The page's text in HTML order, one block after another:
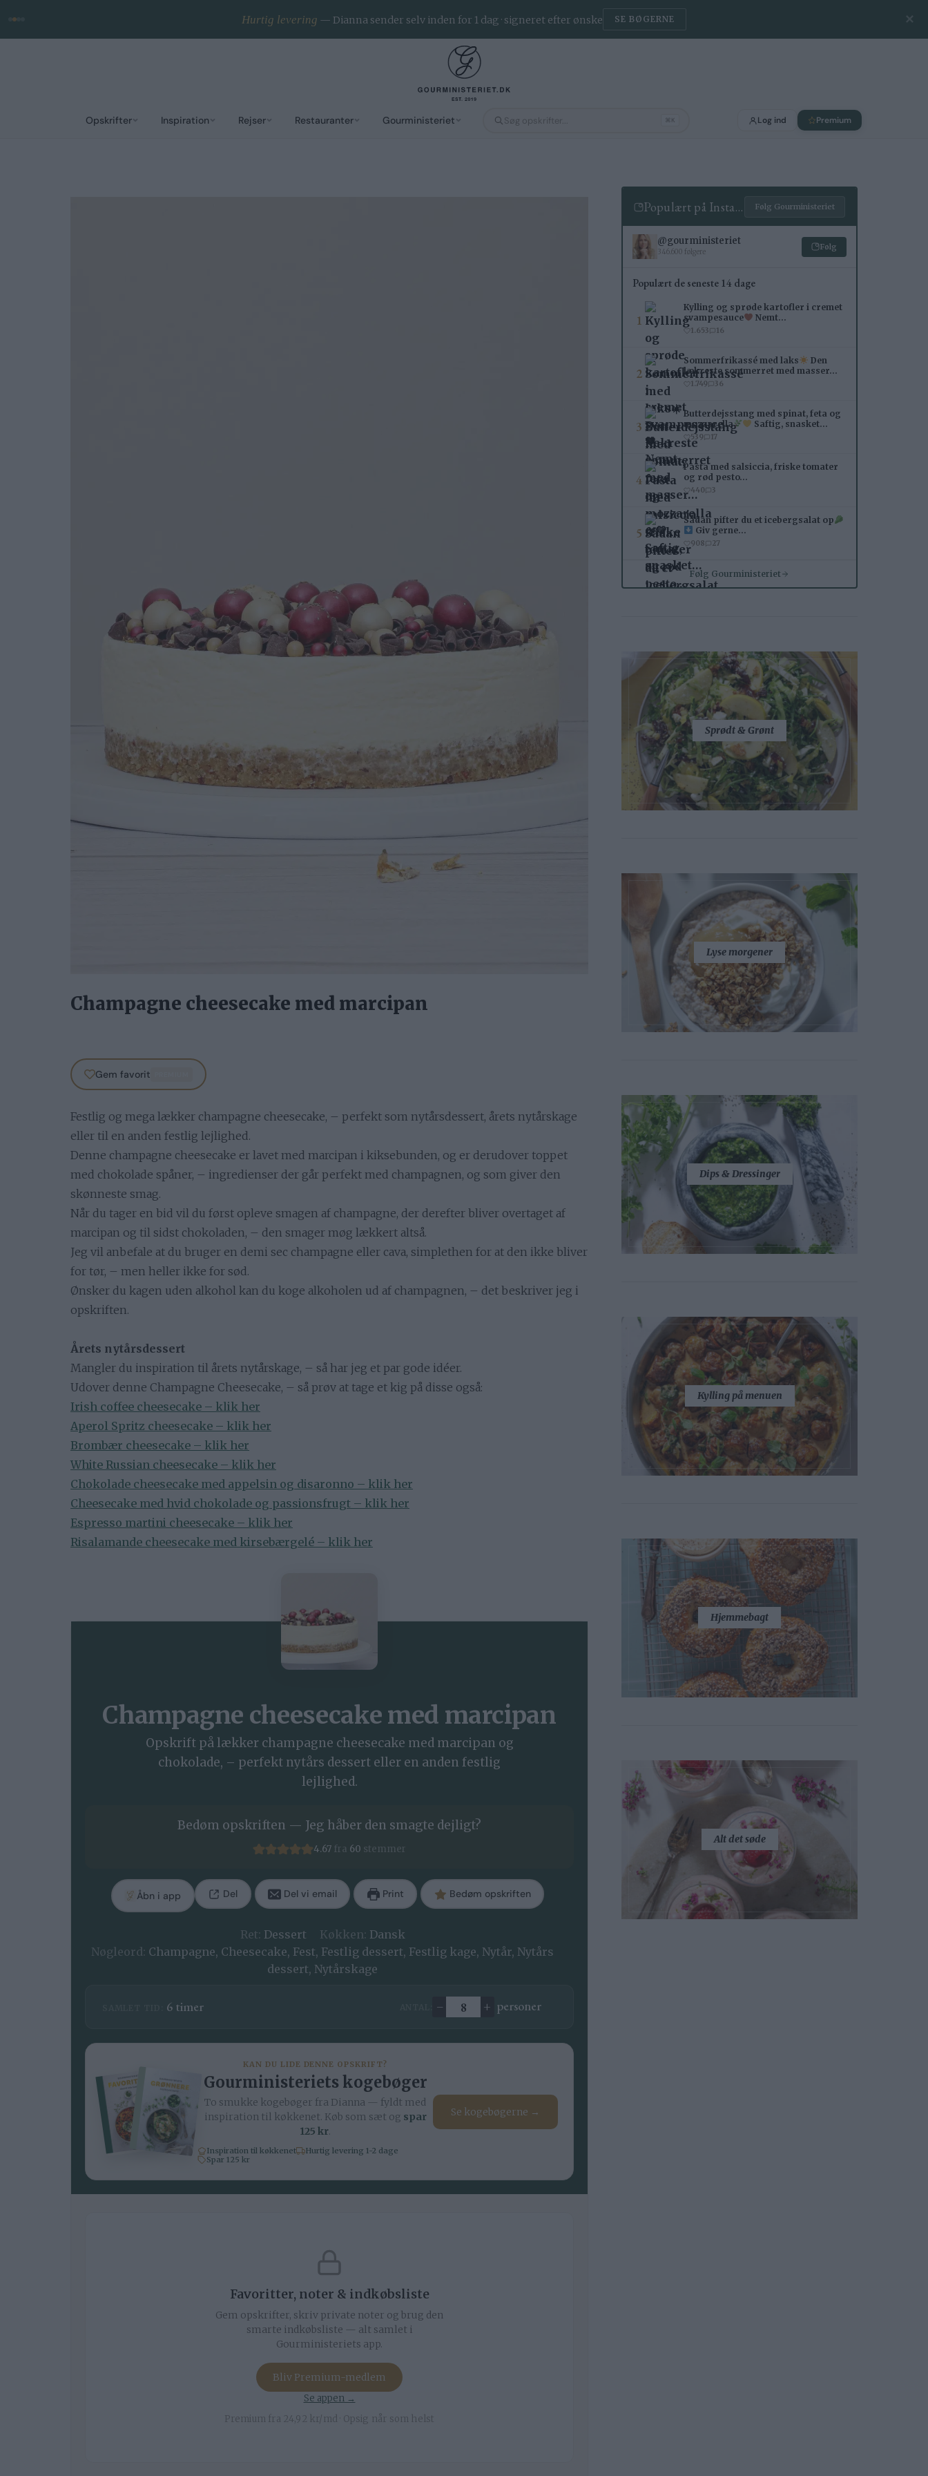
Opskrifter Inspiration Rejser Restauranter Gourministeriet ⌘K Log ind Premium
Hurtig levering — Dianna sender selv inden for 1 dag · signeret efter ønske SE BØGERNE ✕
Champagne cheesecake med marcipan
Gem favorit
Festlig og mega lækker champagne cheesecake, – perfekt som nytårsdessert, årets nytårskage
eller til en anden festlig lejlighed.
Denne champagne cheesecake er lavet med marcipan i kiksebunden, og er derudover toppet
med chokolade spåner, – ingredienser der går perfekt med champagnen, og som giver den
skønneste smag.
Når du tager en bid vil du først opleve smagen af champagne, der derefter bliver overtaget af
marcipan og til sidst chokoladen, – den smager møg lækkert altså.
Jeg vil anbefale at du bruger en demi sec champagne eller cava, simplethen for at den ikke bliver
for tør, – men heller ikke for sød.
Ønsker du kagen uden alkohol kan du koge alkoholen ud af champagnen, – det beskriver jeg i
opskriften.
Årets nytårsdessert
Mangler du inspiration til årets nytårskage, – så har jeg et par gode idéer.
Udover denne Champagne Cheesecake, – så prøv at tage et kig på disse også:
Irish coffee cheesecake – klik her
Aperol Spritz cheesecake – klik her
Brombær cheesecake – klik her
White Russian cheesecake – klik her
Chokolade cheesecake med appelsin og disaronno – klik her
Cheesecake med hvid chokolade og passionsfrugt – klik her
Espresso martini cheesecake – klik her
Risalamande cheesecake med kirsebærgelé – klik her
Champagne cheesecake med marcipan
Opskrift på lækker champagne cheesecake med marcipan og
chokolade, – perfekt nytårs dessert eller en anden festlig
lejlighed.
Bedøm opskriften — Jeg håber den smagte dejligt?
4.67fra 60 stemmer
Åbn i app Del Del vi email Print Bedøm opskriften
Ret: Dessert Køkken: Dansk
Nøgleord: Champagne, Cheesecake, Fest, Festlig dessert, Festlig kage, Nytår, Nytårs
dessert, Nytårskage
6timer
timer
Ændre antal
– + personer
KAN DU LIDE DENNE OPSKRIFT?
Gourministeriets kogebøger
To smukke kogebøger fra Dianna — fyldt med
inspiration til køkkenet. Køb som sæt og spar
125 kr.
Inspiration til køkkenet
Hurtig levering 1-2 dage
Spar 125 kr
Se kogebøgerne →
Favoritter, noter & indkøbsliste
Gem opskrifter, skriv private noter og brug den
smarte indkøbsliste — alt samlet i
Gourministeriets app.
Bliv Premium-medlem
Se appen →
Premium fra 24,92 kr/md · Opsig når som helst
Populært på Instagram Følg Gourministeriet
@gourministeriet
346.600 følgere
Følg
Populært de seneste 14 dage
1
Kylling og sprøde kartofler i cremet
svampesauce
Nemt…
1.653 16
2
Sommerfrikassé med laks
Den
lækreste sommerret med masser…
1.749 36
3
Butterdejsstang med spinat, feta og
mozzarella
Saftig, snasket…
539 17
4
Pasta med salsiccia, friske tomater
og rød pesto…
440 3
5
Sådan pifter du et icebergsalat op
Giv gerne…
908 27
Følg Gourministeriet
Sprødt & Grønt
Lyse morgener
Dips & Dressinger
Kylling på menuen
Hjemmebagt
Alt det søde